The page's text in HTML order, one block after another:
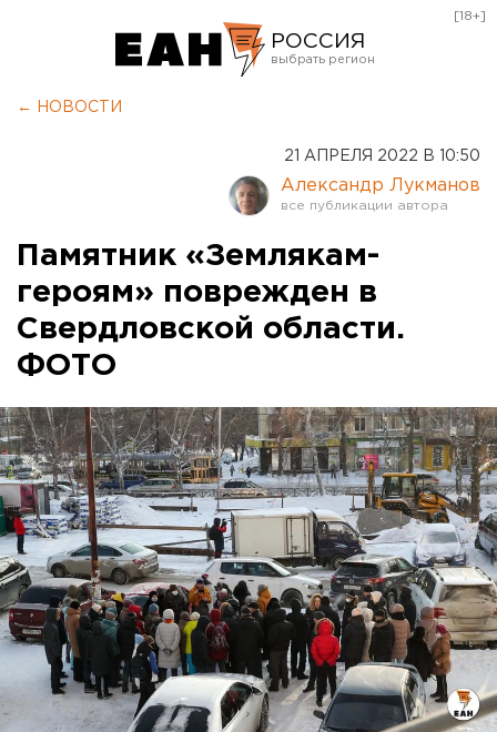
РОССИЯ
Оренбург
[18+]
← НОВОСТИ
21 АПРЕЛЯ 2022 В 10:50
Александр Лукманов
Памятник «Землякам-
героям» поврежден в
Свердловской области.
ФОТО